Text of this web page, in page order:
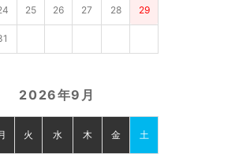
25 26 27 28 29
2026年9月
火 水 木 金 土